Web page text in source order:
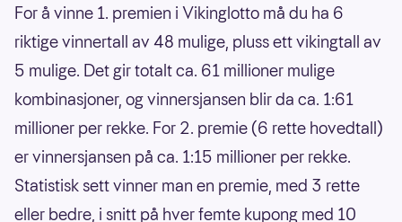
For å vinne 1. premien i Vikinglotto må du ha 6
riktige vinnertall av 48 mulige, pluss ett vikingtall av
5 mulige. Det gir totalt ca. 61 millioner mulige
kombinasjoner, og vinnersjansen blir da ca. 1:61
millioner per rekke. For 2. premie (6 rette hovedtall)
er vinnersjansen på ca. 1:15 millioner per rekke.
Statistisk sett vinner man en premie, med 3 rette
eller bedre, i snitt på hver femte kupong med 10